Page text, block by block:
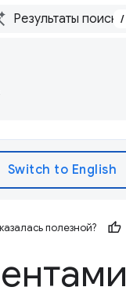
/
полезной?